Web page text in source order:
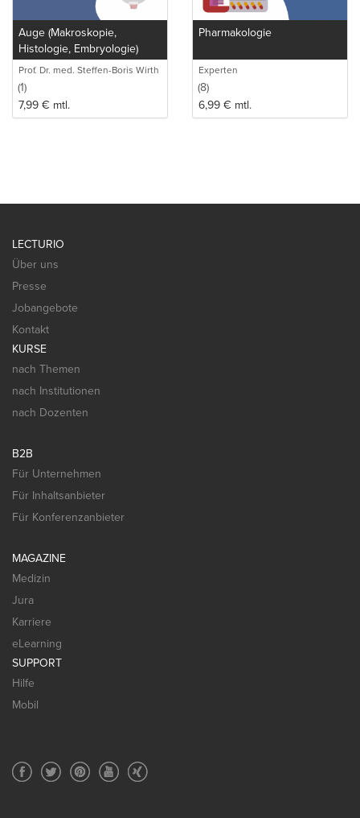
Auge (Makroskopie,
Histologie, Embryologie)
Prof. Dr. med. Steffen-Boris Wirth
(1)
(1)
7,99 € mtl.
Pharmakologie
Experten
(8)
6,99 € mtl.
LECTURIO
Über uns
Presse
Jobangebote
Kontakt
KURSE
nach Themen
nach Institutionen
nach Dozenten
B2B
Für Unternehmen
Für Inhaltsanbieter
Für Konferenzanbieter
MAGAZINE
Medizin
Jura
Karriere
eLearning
SUPPORT
Hilfe
Mobil